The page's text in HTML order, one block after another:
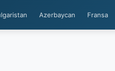
Azerbaycan Fransa